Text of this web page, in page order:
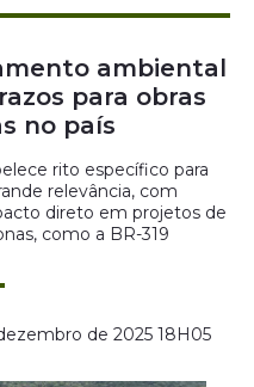
ambiental
para obras
no país
rito específico para
relevância, com
direto em projetos de
como a BR-319
de 2025 18H05